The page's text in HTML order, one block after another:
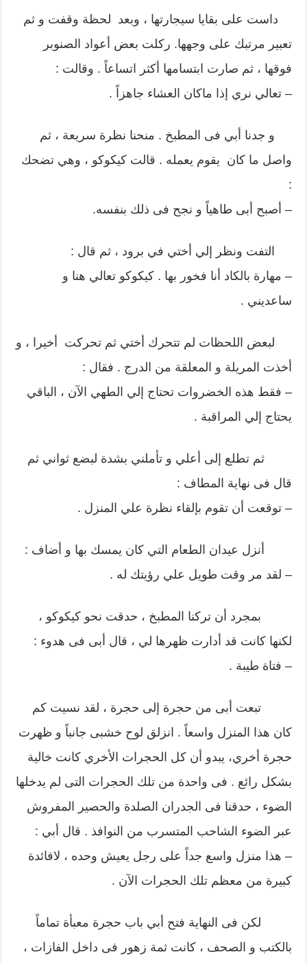
داست على بقايا سيجارتها ، وبعد لحظة وقفت و ثم
تعبير مرتبك على وجهها. ركلت بعض أعواد الصنوبر
فوقها ، ثم صارت ابتسامها أكثر اتساعاً . وقالت :
– تعالي نري إذا ماكان العشاء جاهزاً .
و جدنا أبي فى المطبخ . منحنا نظرة سريعة ، ثم
واصل ما كان يقوم يعمله . قالت كيكوكو ، وهي تضحك
:
– أصبح أبى طاهياً و نجح فى ذلك بنفسه.
التفت ونظر إلي أختي في برود ، ثم قال :
– مهارة بالكاد أنا فخور بها . كيكوكو تعالي هنا و
ساعديني .
لبعض اللحظات لم تتحرك أختي ثم تحركت أخيرا ، و
أخذت المريلة و المعلقة من الدرج . فقال :
– فقط هذه الخضروات تحتاج إلي الطهي الآن ، الباقي
يحتاج إلي المراقبة .
ثم تطلع إلى أعلي و تأملني بشدة لبضع ثواني ثم
قال فى نهاية المطاف :
– توقعت أن تقوم بإلقاء نظرة علي المنزل .
أنزل عيدان الطعام التي كان يمسك بها و أضاف :
– لقد مر وقت طويل علي رؤيتك له .
بمجرد أن تركنا المطبخ ، حدقت نحو كيكوكو ،
لكنها كانت قد أدارت ظهرها لي ، قال أبى فى هدوء :
– فتاة طيبة .
تبعت أبى من حجرة إلى حجرة ، لقد نسيت كم
كان هذا المنزل واسعاً . انزلق لوح خشبى جانباً و ظهرت
حجرة أخري، يبدو أن كل الحجرات الأخري كانت خالية
بشكل رائع . فى واحدة من تلك الحجرات التى لم يدخلها
الضوء ، حدقنا فى الجدران الصلدة والحصير المفروش
عبر الضوء الشاحب المتسرب من النوافذ . قال أبي :
– هذا منزل واسع جداً على رجل يعيش وحده ، لافائدة
كبيرة من معظم تلك الحجرات الآن .
لكن فى النهاية فتح أبي باب حجرة معبأة تماماً
بالكتب و الصحف ، كانت ثمة زهور فى داخل الفازات ،